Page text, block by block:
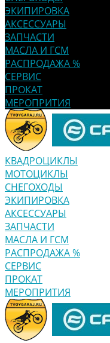
ЭКИПИРОВКА
АКСЕССУАРЫ
ЗАПЧАСТИ
МАСЛА И ГСМ
РАСПРОДАЖА %
СЕРВИС
ПРОКАТ
МЕРОПРИТИЯ
КВАДРОЦИКЛЫ
МОТОЦИКЛЫ
СНЕГОХОДЫ
ЭКИПИРОВКА
АКСЕССУАРЫ
ЗАПЧАСТИ
МАСЛА И ГСМ
РАСПРОДАЖА %
СЕРВИС
ПРОКАТ
МЕРОПРИТИЯ